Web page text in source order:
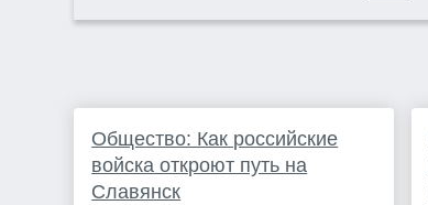
Общество: Как российские
войска откроют путь на
Славянск